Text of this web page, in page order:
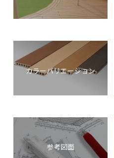
カラーバリエーション
参考図面